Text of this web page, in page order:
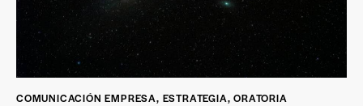
COMUNICACIÓN EMPRESA, ESTRATEGIA,ORATORIA